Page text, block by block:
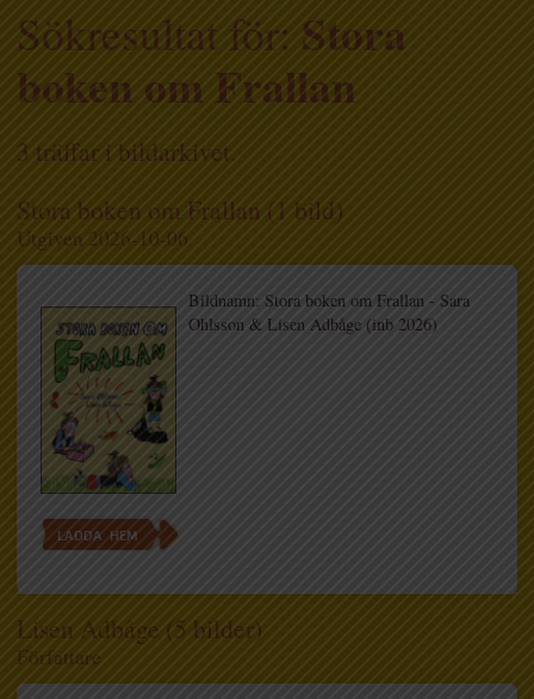
Sökresultat för: Stora
boken om Frallan
3 träffar i bildarkivet.
Stora boken om Frallan (1 bild)
Utgiven 2026-10-06
LADDA HEM
Bildnamn: Stora boken om Frallan - Sara
Ohlsson & Lisen Adbåge (inb 2026)
Lisen Adbåge (5 bilder)
Författare